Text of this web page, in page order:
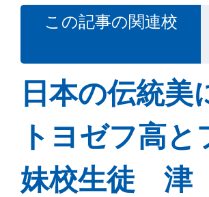
この記事の関連校
日本の伝統
トヨゼフ高
妹校生徒 津